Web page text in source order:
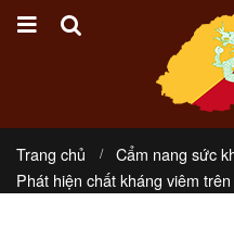
Trang chủ
Cẩm nang sức
Phát hiện chất kháng viêm